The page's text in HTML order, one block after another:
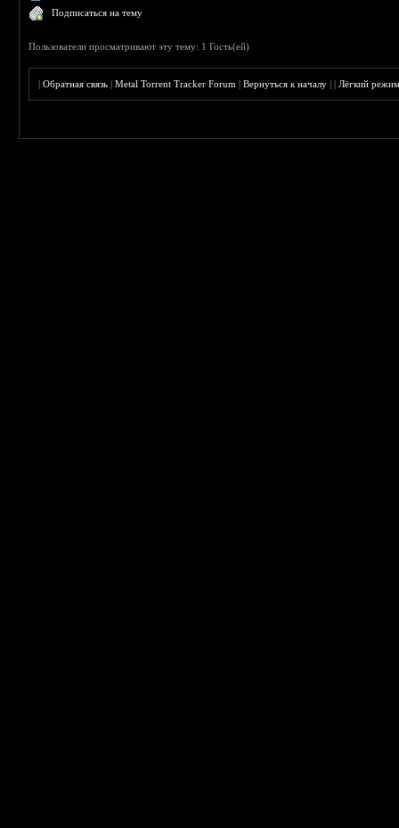
Подписаться на тему
Пользователи просматривают эту тему: 1 Гость(ей)
|Обратная связь |Metal Torrent Tracker Forum |Вернуться к началу ||Лёгкий